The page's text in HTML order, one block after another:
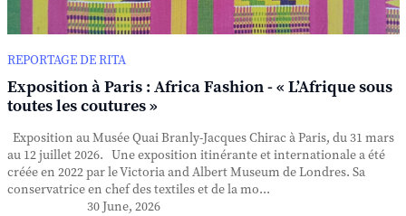
REPORTAGE DE RITA
Exposition à Paris : Africa Fashion - « L’Afrique sous
toutes les coutures »
Exposition au Musée Quai Branly-Jacques Chirac à Paris, du 31 mars
au 12 juillet 2026. Une exposition itinérante et internationale a été
créée en 2022 par le Victoria and Albert Museum de Londres. Sa
conservatrice en chef des textiles et de la mo...
30 June, 2026